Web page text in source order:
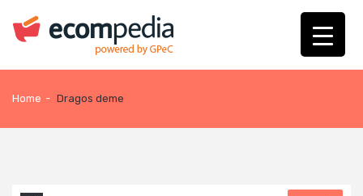
Home - Dragos deme